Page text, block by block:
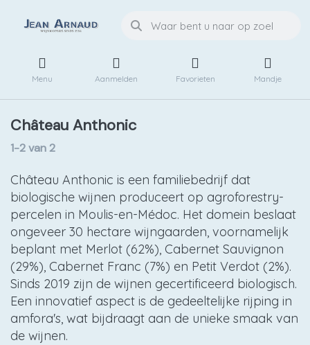
Menu Aanmelden Favorieten Mandje
Château Anthonic
1-2van2
Château Anthonic is een familiebedrijf dat
biologische wijnen produceert op agroforestry-
percelen in Moulis-en-Médoc. Het domein beslaat
ongeveer 30 hectare wijngaarden, voornamelijk
beplant met Merlot (62%), Cabernet Sauvignon
(29%), Cabernet Franc (7%) en Petit Verdot (2%).
Sinds 2019 zijn de wijnen gecertificeerd biologisch.
Een innovatief aspect is de gedeeltelijke rijping in
amfora's, wat bijdraagt aan de unieke smaak van
de wijnen.